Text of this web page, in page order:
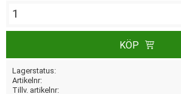
KÖP
Lagerstatus
Artikelnr
Tillv. artikelnr